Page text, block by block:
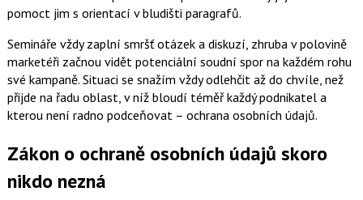
pomoct jim s orientací v bludišti paragrafů.
Semináře vždy zaplní smršť otázek a diskuzí, zhruba v polovině
marketéři začnou vidět potenciální soudní spor na každém rohu
své kampaně. Situaci se snažím vždy odlehčit až do chvíle, než
přijde na řadu oblast, v níž bloudí téměř každý podnikatel a
kterou není radno podceňovat – ochrana osobních údajů.
Zákon o ochraně osobních údajů skoro
nikdo nezná